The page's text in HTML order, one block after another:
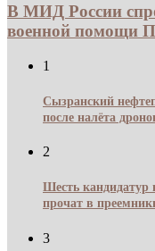
В МИД России
военной помощи
1
Сызранский
после налёта
2
Шесть кандидатур
прочат в
3